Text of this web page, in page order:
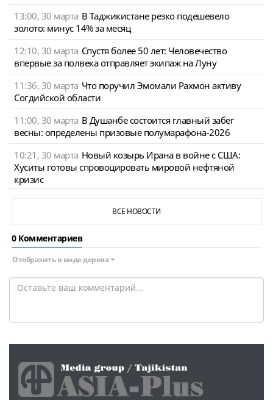
13:00, 30 марта В Таджикистане резко подешевело
золото: минус 14% за месяц
12:10, 30 марта Спустя более 50 лет: Человечество
впервые за полвека отправляет экипаж на Луну
11:36, 30 марта Что поручил Эмомали Рахмон активу
Согдийской области
11:00, 30 марта В Душанбе состоится главный забег
весны: определены призовые полумарафона-2026
10:21, 30 марта Новый козырь Ирана в войне с США:
Хуситы готовы спровоцировать мировой нефтяной
кризис
ВСЕ НОВОСТИ
0 Комментариев
Отобразить в виде дерева